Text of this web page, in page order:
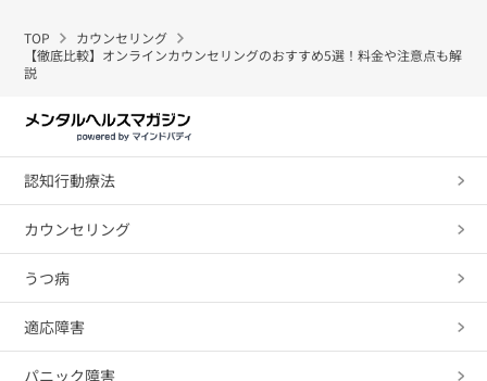
TOP
カウンセリング
【徹底比較】オンラインカウンセリングのおすすめ5選！料金や注意点も解
説
認知行動療法
カウンセリング
うつ病
適応障害
パニック障害